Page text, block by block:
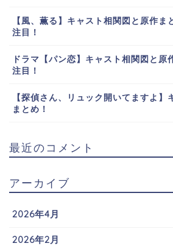
【風、薫る】キャスト相関図と原作ま
注目！
ドラマ【パン恋】キャスト相関図と原
注目！
【探偵さん、リュック開いてますよ】
まとめ！
最近のコメント
アーカイブ
2026年4月
2026年2月